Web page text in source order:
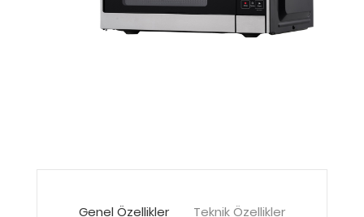
Genel Özellikler Teknik Özellikler